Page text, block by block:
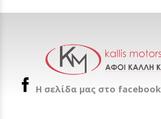
H σελίδα μας στο facebook